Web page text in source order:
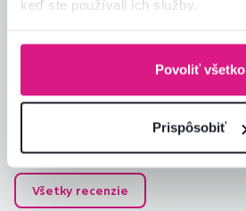
keď ste používali ich služby.
Povoliť všetko
Prispôsobiť
Olga P.
Slovensko
Všetky recenzie